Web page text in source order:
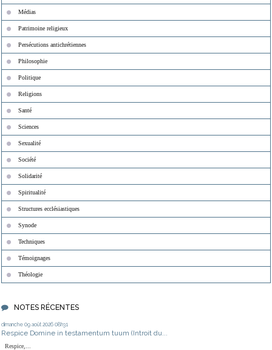
Médias
Patrimoine religieux
Persécutions antichrétiennes
Philosophie
Politique
Religions
Santé
Sciences
Sexualité
Société
Solidarité
Spiritualité
Structures ecclésiastiques
Synode
Techniques
Témoignages
Théologie
NOTES RÉCENTES
dimanche 09 août 2026 08h31
Respice Domine in testamentum tuum (Introit du...
Respice,...